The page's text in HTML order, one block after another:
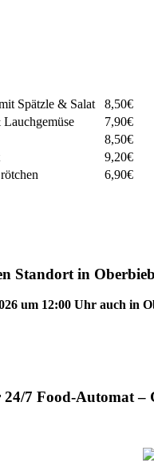
Spätzle & Salat
8,50€
7,90€
8,50€
9,20€
6,90€
Standort in
um 12:00 Uhr auch in
7 Food-Automat